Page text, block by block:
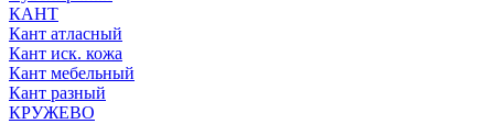
КАНТ
Кант атласный
Кант иск. кожа
Кант мебельный
Кант разный
КРУЖЕВО